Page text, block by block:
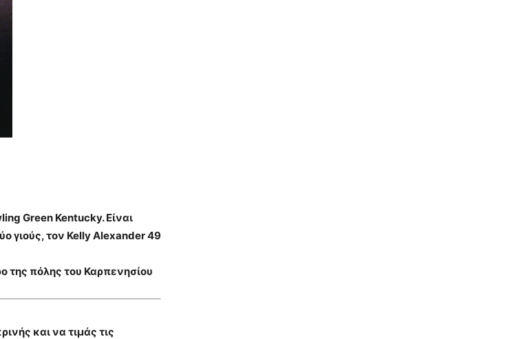
Green Kentucky. Είναι
γιούς, τον Kelly Alexander 49
της πόλης του Καρπενησίου
και να τιμάς τις